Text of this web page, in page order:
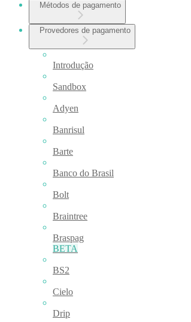
Métodos de pagamento
Provedores de pagamento
Introdução
Sandbox
Adyen
Banrisul
Barte
Banco do Brasil
Bolt
Braintree
Braspag
BETA
BS2
Cielo
Drip